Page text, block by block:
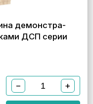
демонстра-
ДСП серии
− +